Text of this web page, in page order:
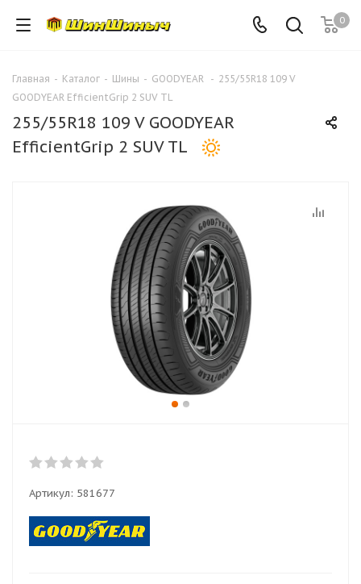
0
Главная - Каталог - Шины - GOODYEAR - 255/55R18 109 V
GOODYEAR EfficientGrip 2 SUV TL
255/55R18 109 V GOODYEAR
EfficientGrip 2 SUV TL
Артикул: 581677